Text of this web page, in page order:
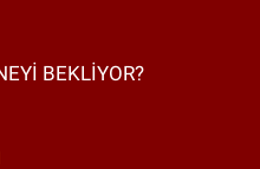
BEKLİYOR?